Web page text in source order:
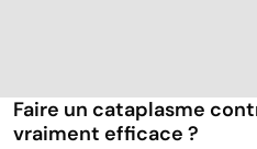
Faire un cataplasme
vraiment efficace ?